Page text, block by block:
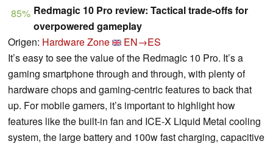
85% Redmagic 10 Pro review: Tactical trade-offs for
overpowered gameplay
Origen: Hardware Zone
EN→ES
It’s easy to see the value of the Redmagic 10 Pro. It’s a
gaming smartphone through and through, with plenty of
hardware chops and gaming-centric features to back that
up. For mobile gamers, it’s important to highlight how
features like the built-in fan and ICE-X Liquid Metal cooling
system, the large battery and 100w fast charging, capacitive